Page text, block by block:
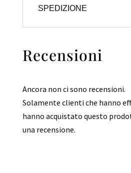
SPEDIZIONE
Recensioni
Ancora non ci sono recensioni.
Solamente clienti che hanno
hanno acquistato questo
una recensione.